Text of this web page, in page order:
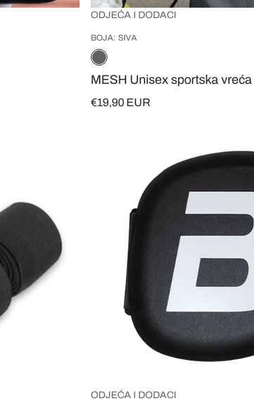
ODJEĆA I DODACI
BOJA: SIVA
MESH Unisex sportska vreća
€19,90 EUR
ODJEĆA I DODACI